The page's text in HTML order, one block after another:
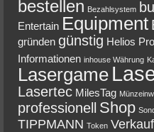
bestellen Bezahlsystem
Entertain Equipment
gründen günstig Helios Pro
Informationen inhouse Währung
Lasergame
Lasertec MilesTag
professionell Shop
TIPPMANN Token Verkauf